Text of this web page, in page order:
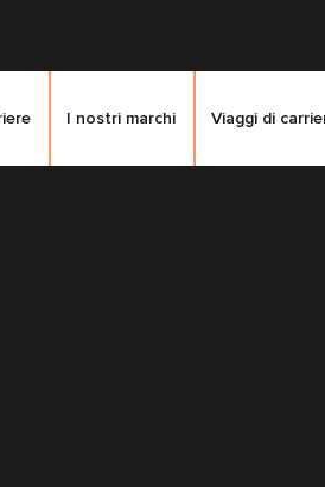
I nostri marchi Viaggi di